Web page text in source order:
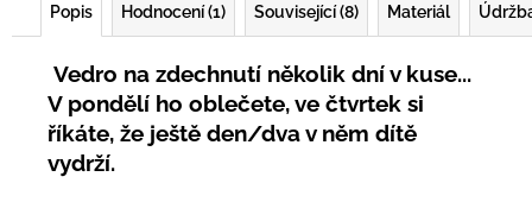
Popis Hodnocení (1) Související (8) Materiál
Vedro na zdechnutí několik dní v kuse...
V pondělí ho oblečete, ve čtvrtek si
říkáte, že ještě den/dva v něm dítě
vydrží.